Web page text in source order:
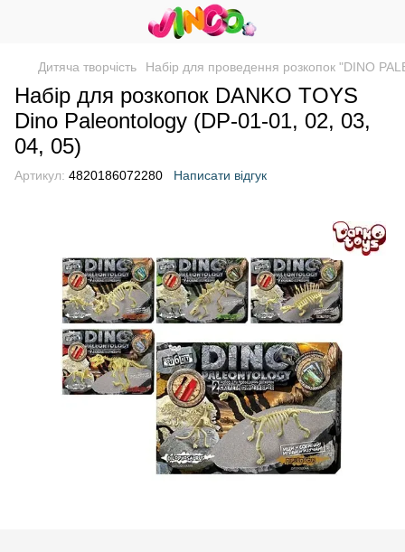
Дитяча творчість Набір для проведення розкопок "DINO
Набір для розкопок DANKO TOYS
Dino Paleontology (DP-01-01, 02, 03,
04, 05)
Артикул: 4820186072280 Написати відгук